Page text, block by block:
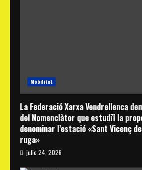
Mobilitat
La Federació Xarxa Vendrellenca
del Nomenclàtor que estudiï la
denominar l’estació «Sant Vicenç
ruga»
julio 24, 2026